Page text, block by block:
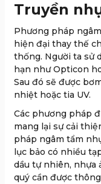
Truyền
Phương pháp
hiện đại thay thế
thống. Người ta sử
hạn như Opticon
Sau đó sẽ được
nhiệt hoặc tia UV.
Các phương pháp
mang lại sự cải
pháp ngâm tẩm
lục bảo có nhiều
dầu tự nhiên, nhựa
quý cần được